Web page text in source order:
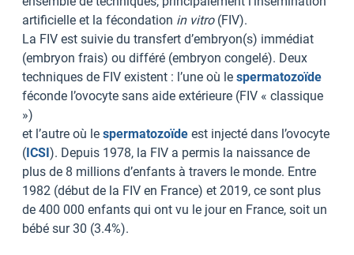
artificielle et la fécondation in vitro(FIV).
La FIV est suivie du transfert d’embryon(s) immédiat
(embryon frais) ou différé (embryon congelé). Deux
techniques de FIV existent : l’une où le spermatozoïde
féconde l’ovocyte sans aide extérieure (FIV « classique
»)
et l’autre où le spermatozoïde est injecté dans l’ovocyte
(ICSI). Depuis 1978, la FIV a permis la naissance de
plus de 8 millions d’enfants à travers le monde. Entre
1982 (début de la FIV en France) et 2019, ce sont plus
de 400 000 enfants qui ont vu le jour en France, soit un
bébé sur 30 (3.4%).